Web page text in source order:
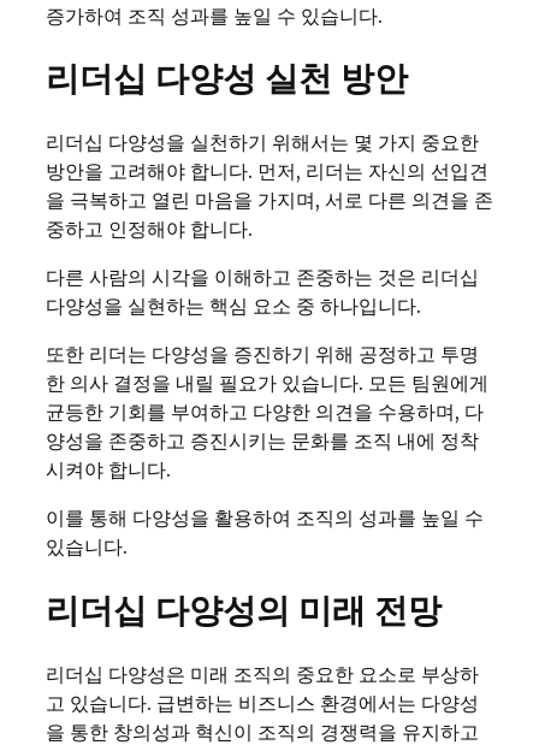
증가하여 조직 성과를 높일 수 있습니다.
리더십 다양성 실천 방안
리더십 다양성을 실천하기 위해서는 몇 가지 중요한
방안을 고려해야 합니다. 먼저, 리더는 자신의 선입견
을 극복하고 열린 마음을 가지며, 서로 다른 의견을 존
중하고 인정해야 합니다.
다른 사람의 시각을 이해하고 존중하는 것은 리더십
다양성을 실현하는 핵심 요소 중 하나입니다.
또한 리더는 다양성을 증진하기 위해 공정하고 투명
한 의사 결정을 내릴 필요가 있습니다. 모든 팀원에게
균등한 기회를 부여하고 다양한 의견을 수용하며, 다
양성을 존중하고 증진시키는 문화를 조직 내에 정착
시켜야 합니다.
이를 통해 다양성을 활용하여 조직의 성과를 높일 수
있습니다.
리더십 다양성의 미래 전망
리더십 다양성은 미래 조직의 중요한 요소로 부상하
고 있습니다. 급변하는 비즈니스 환경에서는 다양성
을 통한 창의성과 혁신이 조직의 경쟁력을 유지하고